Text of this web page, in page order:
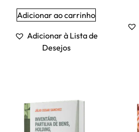
Adicionar ao carrinho
Adicionar à Lista de
Desejos